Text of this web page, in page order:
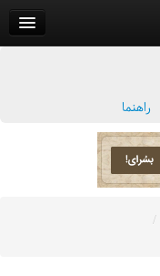
راهنما
/